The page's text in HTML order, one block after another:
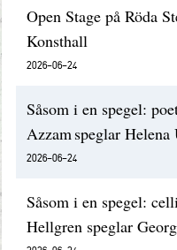
Open Stage på Röda
Konsthall
2026-06-24
Såsom i en spegel:
Azzam speglar Helena
2026-06-24
Såsom i en spegel:
Hellgren speglar